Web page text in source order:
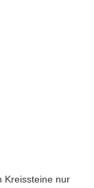
Kreissteine nur